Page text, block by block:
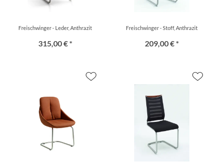
Freischwinger - Leder, Anthrazit
315,00 € *
Freischwinger - Stoff, Anthrazit
209,00 € *